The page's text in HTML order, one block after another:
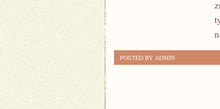
POSTED BY ADMIN